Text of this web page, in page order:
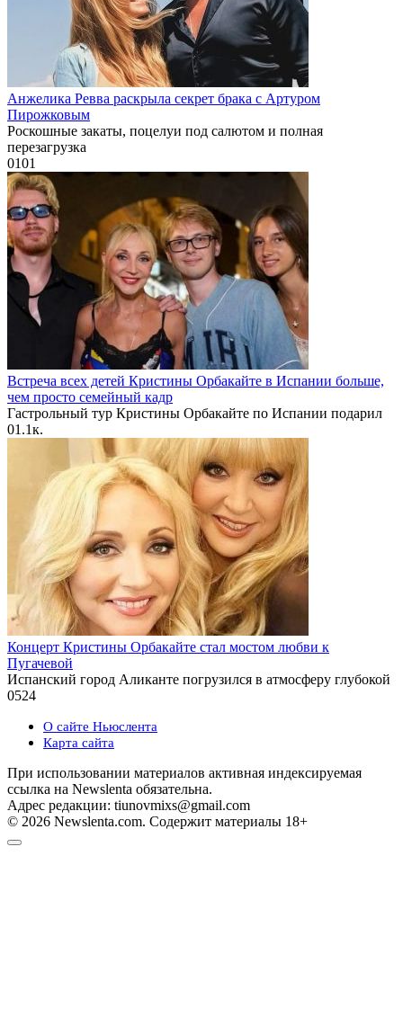
Анжелика Ревва раскрыла секрет брака с Артуром
Пирожковым
Роскошные закаты, поцелуи под салютом и полная
перезагрузка
0101
Встреча всех детей Кристины Орбакайте в Испании больше,
чем просто семейный кадр
Гастрольный тур Кристины Орбакайте по Испании подарил
01.1к.
Концерт Кристины Орбакайте стал мостом любви к
Пугачевой
Испанский город Аликанте погрузился в атмосферу глубокой
0524
О сайте Ньюслента
Карта сайта
При использовании материалов активная индексируемая
ссылка на Newslenta обязательна.
Адрес редакции: tiunovmixs@gmail.com
© 2026 Newslenta.com. Содержит материалы 18+